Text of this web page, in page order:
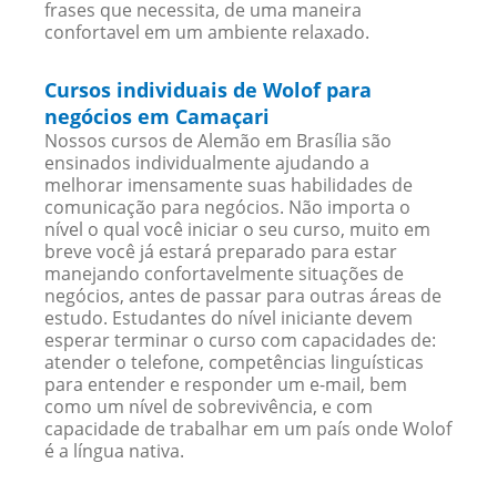
frases que necessita, de uma maneira
confortavel em um ambiente relaxado.
Cursos individuais de Wolof para
negócios em Camaçari
Nossos cursos de Alemão em Brasília são
ensinados individualmente ajudando a
melhorar imensamente suas habilidades de
comunicação para negócios. Não importa o
nível o qual você iniciar o seu curso, muito em
breve você já estará preparado para estar
manejando confortavelmente situações de
negócios, antes de passar para outras áreas de
estudo. Estudantes do nível iniciante devem
esperar terminar o curso com capacidades de:
atender o telefone, competências linguísticas
para entender e responder um e-mail, bem
como um nível de sobrevivência, e com
capacidade de trabalhar em um país onde Wolof
é a língua nativa.